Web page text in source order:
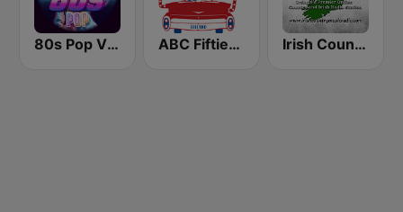
80s Pop Vibes ABC Fifties (50's) Irish Country Music Radio